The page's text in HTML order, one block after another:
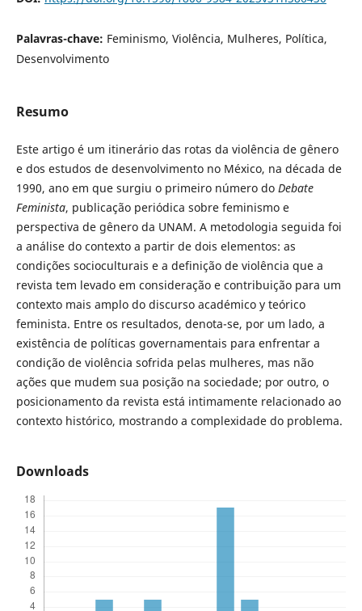
Palavras-chave: Feminismo, Violência, Mulheres, Política,
Desenvolvimento
Resumo
Este artigo é um itinerário das rotas da violência de gênero
e dos estudos de desenvolvimento no México, na década de
1990, ano em que surgiu o primeiro número do Debate
Feminista, publicação periódica sobre feminismo e
perspectiva de gênero da UNAM. A metodologia seguida foi
a análise do contexto a partir de dois elementos: as
condições socioculturais e a definição de violência que a
revista tem levado em consideração e contribuição para um
contexto mais amplo do discurso académico y teórico
feminista. Entre os resultados, denota-se, por um lado, a
existência de políticas governamentais para enfrentar a
condição de violência sofrida pelas mulheres, mas não
ações que mudem sua posição na sociedade; por outro, o
posicionamento da revista está intimamente relacionado ao
contexto histórico, mostrando a complexidade do problema.
Downloads